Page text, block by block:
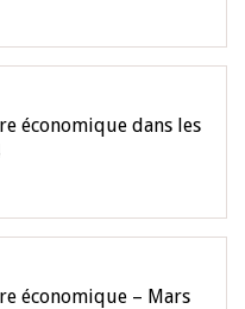
économique dans les
économique – Mars